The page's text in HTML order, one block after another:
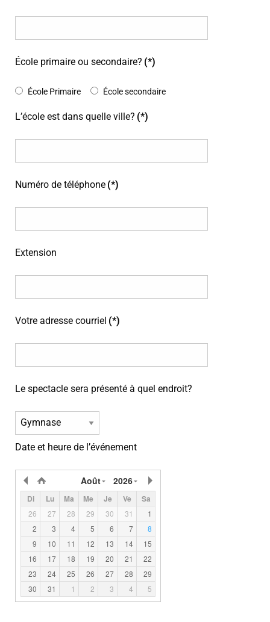
École primaire ou secondaire? (*)
École Primaire École secondaire
L’école est dans quelle ville? (*)
Numéro de téléphone (*)
Extension
Votre adresse courriel (*)
Le spectacle sera présenté à quel endroit?
Date et heure de l’événement
Août 2026
Di Lu Ma Me Je Ve Sa
26 27 28 29 30 31
1
2
3 4 5 6 7
8
9
10 11 12 13 14
15
16
17 18 19 20 21
22
23
24 25 26 27 28
29
30
31 1 2 3 4 5